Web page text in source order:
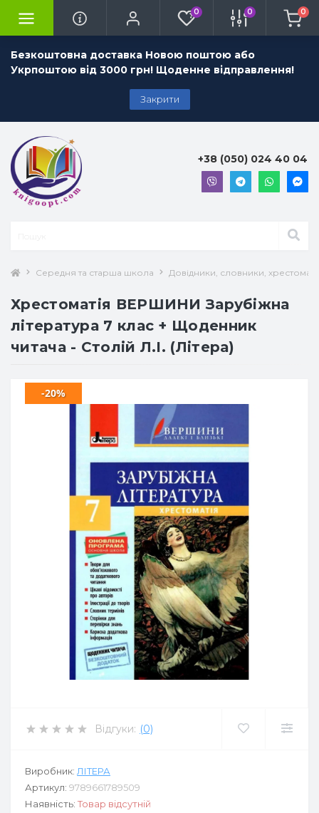
Безкоштовна доставка Новою поштою або
Укрпоштою від 3000 грн! Щоденне відправлення!
Закрити
0 0 0
+38 (050) 024 40 04
Середня та старша школа Довідники, словники, хрестоматії
Хрестоматія ВЕРШИНИ Зарубіжна
література 7 клас + Щоденник
читача - Столій Л.І. (Літера)
-20%
Відгуки: (0)
Виробник: ЛІТЕРА
Артикул: 9789661789509
Наявність: Товар відсутній